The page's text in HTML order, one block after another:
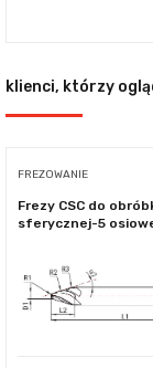
klienci, którzy
FREZOWANIE
Frezy CSC do
sferycznej-5